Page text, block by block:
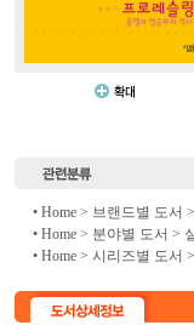
• Home > 브랜드별 도서
• Home > 분야별 도서 >
• Home > 시리즈별 도서